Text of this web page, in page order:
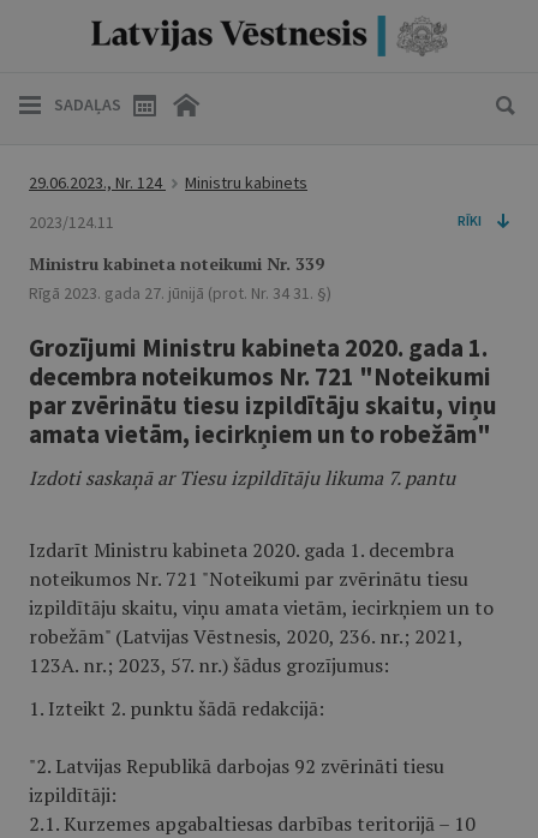
SADAĻAS
29.06.2023., Nr. 124
Ministru kabinets
2023/124.11
RĪKI
Ministru kabineta noteikumi Nr. 339
Rīgā 2023. gada 27. jūnijā (prot. Nr. 34 31. §)
Grozījumi Ministru kabineta 2020. gada 1.
decembra noteikumos Nr. 721 "Noteikumi
par zvērinātu tiesu izpildītāju skaitu, viņu
amata vietām, iecirkņiem un to robežām"
Izdoti saskaņā ar Tiesu izpildītāju likuma 7. pantu
Izdarīt Ministru kabineta 2020. gada 1. decembra
noteikumos Nr. 721 "Noteikumi par zvērinātu tiesu
izpildītāju skaitu, viņu amata vietām, iecirkņiem un to
robežām" (Latvijas Vēstnesis, 2020, 236. nr.; 2021,
123A. nr.; 2023, 57. nr.) šādus grozījumus:
1. Izteikt 2. punktu šādā redakcijā:
"2. Latvijas Republikā darbojas 92 zvērināti tiesu
izpildītāji:
2.1. Kurzemes apgabaltiesas darbības teritorijā – 10